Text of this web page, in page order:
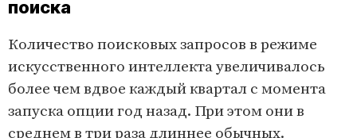
поиска
Количество поисковых запросов в режиме
искусственного интеллекта увеличивалось
более чем вдвое каждый квартал с момента
запуска опции год назад. При этом они в
среднем в три раза длиннее обычных.